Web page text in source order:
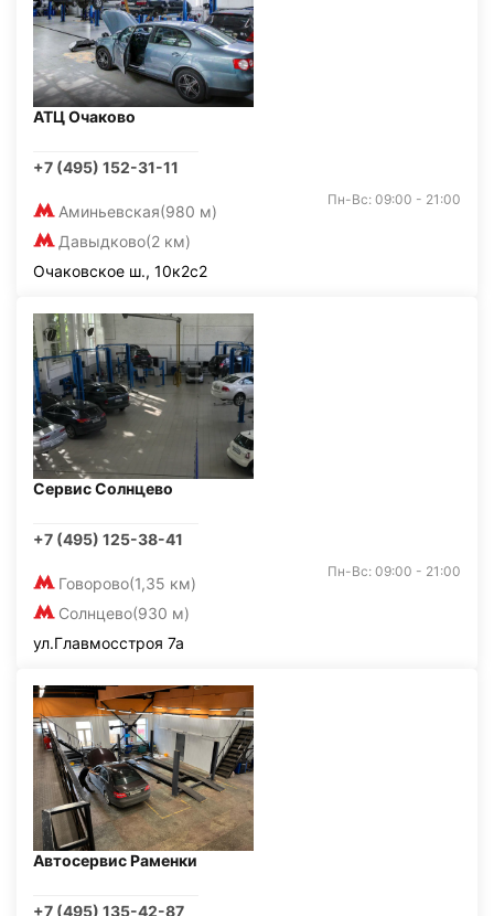
АТЦ Очаково
+7 (495) 152-31-11
Аминьевская(980 м)
Давыдково(2 км)
Пн-Вс: 09:00 - 21:00
Очаковское ш., 10к2с2
Сервис Солнцево
+7 (495) 125-38-41
Говорово(1,35 км)
Солнцево(930 м)
Пн-Вс: 09:00 - 21:00
ул.Главмосстроя 7а
Автосервис Раменки
+7 (495) 135-42-87